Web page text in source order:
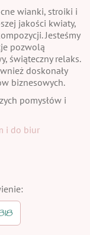
wianki, stroiki i
jakości kwiaty,
Jesteśmy
pozwolą
świąteczny relaks.
doskonały
biznesowych.
pomysłów i
i do biur